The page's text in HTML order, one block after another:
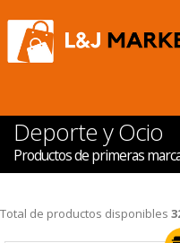
Deporte y Ocio
Productos de primeras
Total de productos disponibles